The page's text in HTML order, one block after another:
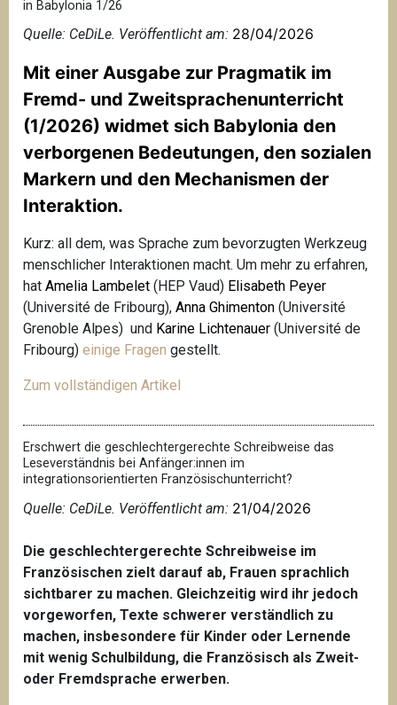
in Babylonia 1/26
Quelle: CeDiLe. Veröffentlicht am: 28/04/2026
Mit einer Ausgabe zur Pragmatik im
Fremd- und Zweitsprachenunterricht
(1/2026) widmet sich Babylonia den
verborgenen Bedeutungen, den sozialen
Markern und den Mechanismen der
Interaktion.
Kurz: all dem, was Sprache zum bevorzugten Werkzeug
menschlicher Interaktionen macht. Um mehr zu erfahren,
hat Amelia Lambelet (HEP Vaud) Elisabeth Peyer
(Université de Fribourg), Anna Ghimenton (Université
Grenoble Alpes) und Karine Lichtenauer (Université de
Fribourg) einige Fragen gestellt.
Zum vollständigen Artikel
Erschwert die geschlechtergerechte Schreibweise das
Leseverständnis bei Anfänger:innen im
integrationsorientierten Französischunterricht?
Quelle: CeDiLe. Veröffentlicht am: 21/04/2026
Die geschlechtergerechte Schreibweise im
Französischen zielt darauf ab, Frauen sprachlich
sichtbarer zu machen. Gleichzeitig wird ihr jedoch
vorgeworfen, Texte schwerer verständlich zu
machen, insbesondere für Kinder oder Lernende
mit wenig Schulbildung, die Französisch als Zweit-
oder Fremdsprache erwerben.